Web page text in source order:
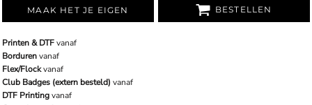
MAAK HET JE EIGEN BESTELLEN
Printen & DTFvanaf
Bordurenvanaf
Flex/Flockvanaf
Club Badges (extern besteld) vanaf
DTF Printingvanaf